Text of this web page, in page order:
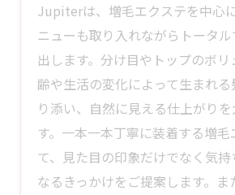
Jupiterは、 増毛エクステを中心
ニューも取り入れながらトータ
出します。分け目やトップのボ
齢や生活の変化によって生まれ
り添い、自然に見える仕上がり
す。一本一本丁寧に装着する増
て、見た目の印象だけでなく気
なるきっかけをご提案します。